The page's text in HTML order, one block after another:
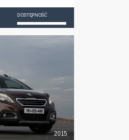
DOSTĘPNOŚĆ
2015